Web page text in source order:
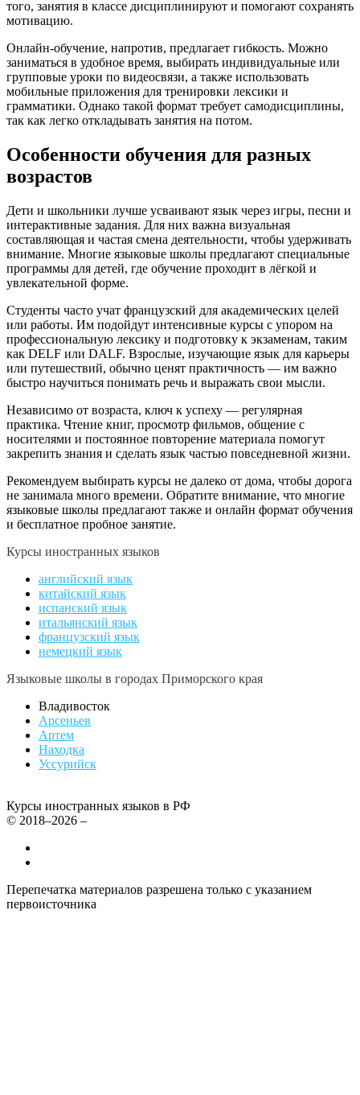
того, занятия в классе дисциплинируют и помогают сохранять
мотивацию.
Онлайн-обучение, напротив, предлагает гибкость. Можно
заниматься в удобное время, выбирать индивидуальные или
групповые уроки по видеосвязи, а также использовать
мобильные приложения для тренировки лексики и
грамматики. Однако такой формат требует самодисциплины,
так как легко откладывать занятия на потом.
Особенности обучения для разных
возрастов
Дети и школьники лучше усваивают язык через игры, песни и
интерактивные задания. Для них важна визуальная
составляющая и частая смена деятельности, чтобы удерживать
внимание. Многие языковые школы предлагают специальные
программы для детей, где обучение проходит в лёгкой и
увлекательной форме.
Студенты часто учат французский для академических целей
или работы. Им подойдут интенсивные курсы с упором на
профессиональную лексику и подготовку к экзаменам, таким
как DELF или DALF. Взрослые, изучающие язык для карьеры
или путешествий, обычно ценят практичность — им важно
быстро научиться понимать речь и выражать свои мысли.
Независимо от возраста, ключ к успеху — регулярная
практика. Чтение книг, просмотр фильмов, общение с
носителями и постоянное повторение материала помогут
закрепить знания и сделать язык частью повседневной жизни.
Рекомендуем выбирать курсы не далеко от дома, чтобы дорога
не занимала много времени. Обратите внимание, что многие
языковые школы предлагают также и онлайн формат обучения
и бесплатное пробное занятие.
Курсы иностранных языков
английский язык
китайский язык
испанский язык
итальянский язык
французский язык
немецкий язык
Языковые школы в городах Приморского края
Владивосток
Арсеньев
Артем
Находка
Уссурийск
Курсы иностранных языков в РФ
© 2018–2026 –
Перепечатка материалов разрешена только с указанием
первоисточника